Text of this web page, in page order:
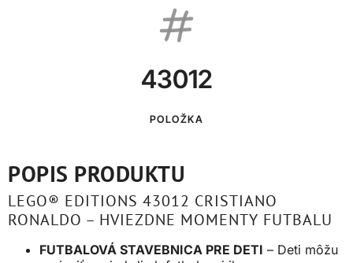
43012
POLOŽKA
POPIS PRODUKTU
LEGO® EDITIONS 43012 CRISTIANO
RONALDO – HVIEZDNE MOMENTY FUTBALU
FUTBALOVÁ STAVEBNICA PRE DETI – Deti môžu